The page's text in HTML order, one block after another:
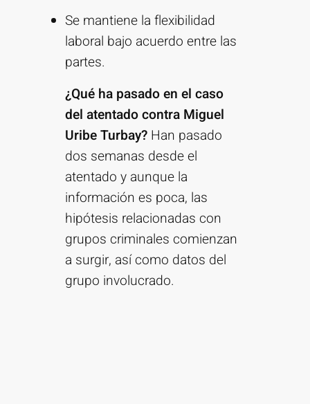
Se mantiene la flexibilidad
laboral bajo acuerdo entre las
partes.
¿Qué ha pasado en el caso
del atentado contra Miguel
Uribe Turbay? Han pasado
dos semanas desde el
atentado y aunque la
información es poca, las
hipótesis relacionadas con
grupos criminales comienzan
a surgir, así como datos del
grupo involucrado.